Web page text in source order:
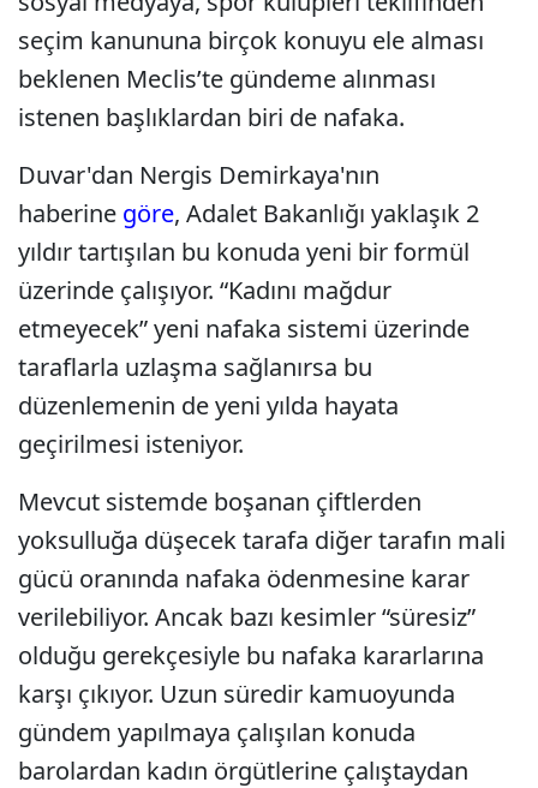
seçim kanununa birçok konuyu ele alması
beklenen Meclis’te gündeme alınması
istenen başlıklardan biri de nafaka.
Duvar'dan Nergis Demirkaya'nın
haberine göre, Adalet Bakanlığı yaklaşık 2
yıldır tartışılan bu konuda yeni bir formül
üzerinde çalışıyor. “Kadını mağdur
etmeyecek” yeni nafaka sistemi üzerinde
taraflarla uzlaşma sağlanırsa bu
düzenlemenin de yeni yılda hayata
geçirilmesi isteniyor.
Mevcut sistemde boşanan çiftlerden
yoksulluğa düşecek tarafa diğer tarafın mali
gücü oranında nafaka ödenmesine karar
verilebiliyor. Ancak bazı kesimler “süresiz”
olduğu gerekçesiyle bu nafaka kararlarına
karşı çıkıyor. Uzun süredir kamuoyunda
gündem yapılmaya çalışılan konuda
barolardan kadın örgütlerine çalıştaydan